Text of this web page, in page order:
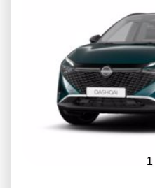
1